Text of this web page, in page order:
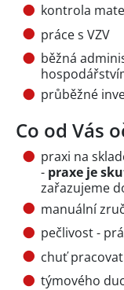
kontrola
práce s VZV
běžná
průběžné
Co od Vás
praxi na
- praxe je
zařazujeme
manuální
pečlivost -
chuť
týmového